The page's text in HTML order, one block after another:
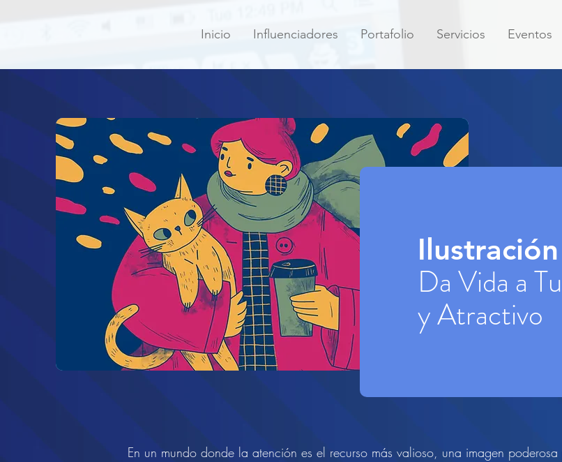
Inicio Influenciadores Portafolio Servicios Eventos
Da Vida a
y Atractivo
​​En un mundo donde la atención es el recurso más valioso, una imagen